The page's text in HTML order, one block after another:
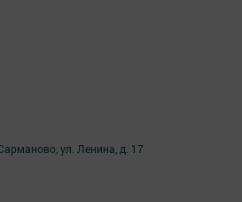
ул. Ленина, д. 17